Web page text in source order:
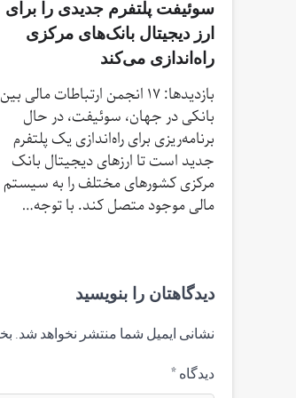
سوئیفت پلتفرم جدیدی را برای
ارز دیجیتال بانک‌های مرکزی
راه‌اندازی می‌کند
بازدیدها: 17 انجمن ارتباطات مالی بین
بانکی در جهان، سوئیفت، در حال
برنامه‌ریزی برای راه‌اندازی یک پلتفرم
جدید است تا ارزهای دیجیتال بانک
مرکزی کشورهای مختلف را به سیستم
مالی موجود متصل کند. با توجه…
دیدگاهتان را بنویسید
نشانی ایمیل شما منتشر نخواهد شد.
دیدگاه *